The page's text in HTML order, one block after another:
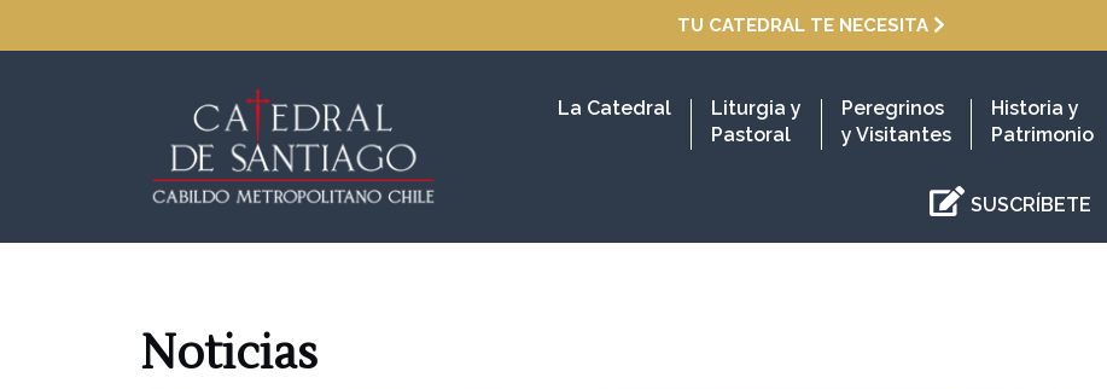
TU CATEDRAL TE NECESITA
SUSCRÍBETE
La Catedral
Liturgia y
Pastoral
Peregrinos
y Visitantes
Historia y
Patrimonio
Noticias